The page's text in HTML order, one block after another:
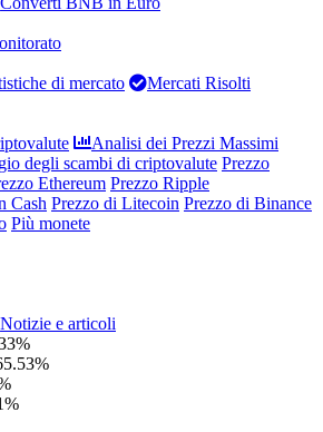
di mercato
Mercati Risolti
Analisi dei Prezzi Massimi
degli scambi di criptovalute Prezzo
Ethereum Prezzo Ripple
Cash Prezzo di Litecoin Prezzo di Binance
Più monete
Notizie e articoli